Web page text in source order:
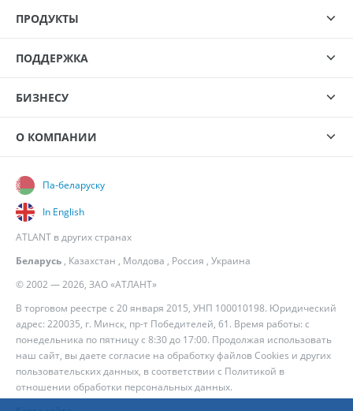
ПРОДУКТЫ
ПОДДЕРЖКА
БИЗНЕСУ
О КОМПАНИИ
© 2002 — 2026, ЗАО «АТЛАНТ»
В торговом реестре с 20 января 2015, УНП 100010198. Юридический
адрес: 220035, г. Минск, пр-т Победителей, 61. Время работы: с
понедельника по пятницу с 8:30 до 17:00. Продолжая использовать
наш сайт, вы даете согласие на обработку файлов Cookies и других
пользовательских данных, в соответствии с Политикой в
отношении обработки персональных данных.
Па-беларуску
In English
ATLANT в других странах
Беларусь , Казахстан , Молдова , Россия , Украина